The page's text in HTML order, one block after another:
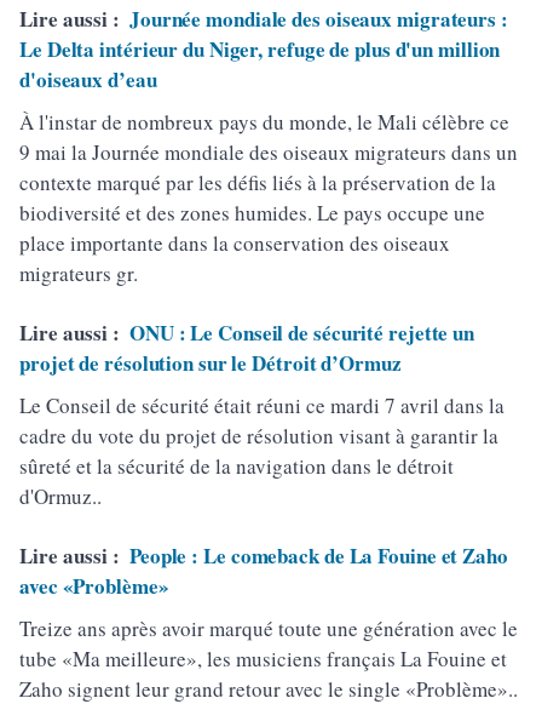
Lire aussi : Journée mondiale des oiseaux migrateurs :
Le Delta intérieur du Niger, refuge de plus d'un million
d'oiseaux d’eau
À l'instar de nombreux pays du monde, le Mali célèbre ce
9 mai la Journée mondiale des oiseaux migrateurs dans un
contexte marqué par les défis liés à la préservation de la
biodiversité et des zones humides. Le pays occupe une
place importante dans la conservation des oiseaux
migrateurs gr.
Lire aussi : ONU : Le Conseil de sécurité rejette un
projet de résolution sur le Détroit d’Ormuz
Le Conseil de sécurité était réuni ce mardi 7 avril dans la
cadre du vote du projet de résolution visant à garantir la
sûreté et la sécurité de la navigation dans le détroit
d'Ormuz..
Lire aussi : People : Le comeback de La Fouine et Zaho
avec «Problème»
Treize ans après avoir marqué toute une génération avec le
tube «Ma meilleure», les musiciens français La Fouine et
Zaho signent leur grand retour avec le single «Problème»..